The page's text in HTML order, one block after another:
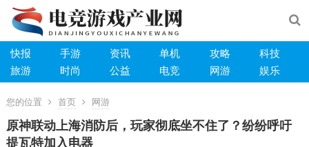
快报 手游 资讯 单机 攻略
科技
旅游
时尚 公益 电竞 网游 娱乐
您的位置 首页 网游
原神联动上海消防后，玩家彻底坐不住了？纷纷呼吁
提瓦特加入电器